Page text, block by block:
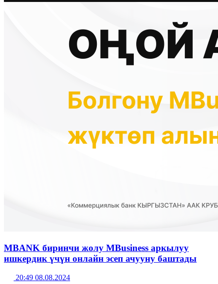
MBANK биринчи жолу MBusiness аркылуу
ишкердик үчүн онлайн эсеп ачууну баштады
20:49 08.08.2024